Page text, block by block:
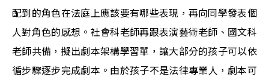
配到的角色在法庭上應該要有哪些表現，再向同學發表個
人對角色的感想。社會科老師再跟表演藝術老師、國文科
老師共備，擬出劇本架構學習單，讓大部分的孩子可以依
循步驟逐步完成劇本。由於孩子不是法律專業人，劇本可